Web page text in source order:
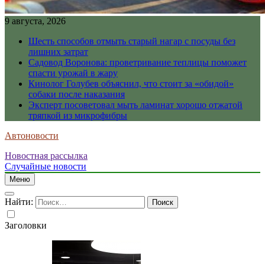
9 августа, 2026
Шесть способов отмыть старый нагар с посуды без
лишних затрат
Садовод Воронова: проветривание теплицы поможет
спасти урожай в жару
Кинолог Голубев объяснил, что стоит за «обидой»
собаки после наказания
Эксперт посоветовал мыть ламинат хорошо отжатой
тряпкой из микрофибры
Автоновости
Новостная рассылка
Случайные новости
Меню
Найти:
Заголовки